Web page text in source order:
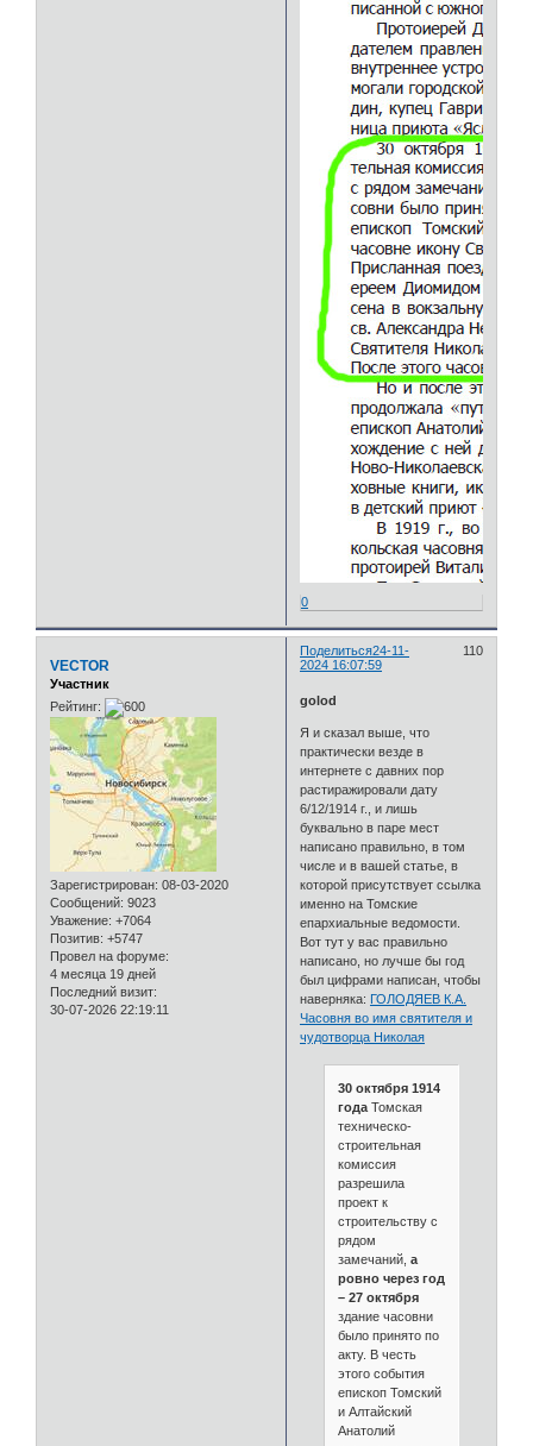
0
Поделиться 110
24-11-
2024 16:07:59
VECTOR
Участник
Рейтинг:
Зарегистрирован: 08-03-2020
Сообщений: 9023
Уважение: +7064
Позитив: +5747
Провел на форуме:
4 месяца 19 дней
Последний визит:
30-07-2026 22:19:11
golod
Я и сказал выше, что
практически везде в
интернете с давних пор
растиражировали дату
6/12/1914 г., и лишь
буквально в паре мест
написано правильно, в том
числе и в вашей статье, в
которой присутствует ссылка
именно на Томские
епархиальные ведомости.
Вот тут у вас правильно
написано, но лучше бы год
был цифрами написан, чтобы
наверняка: ГОЛОДЯЕВ К.А.
Часовня во имя святителя и
чудотворца Николая
30 октября 1914
годаТомская
техническо-
строительная
комиссия
разрешила
проект к
строительству с
рядом
замечаний, а
ровно через год
– 27 октября
здание часовни
было принято по
акту. В честь
этого события
епископ Томский
и Алтайский
Анатолий